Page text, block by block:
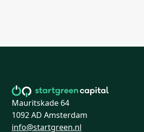
Mauritskade 64
1092 AD Amsterdam
info@startgreen.nl